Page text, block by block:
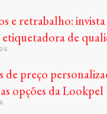
e retrabalho:
de
de preço
opções da Lookpel